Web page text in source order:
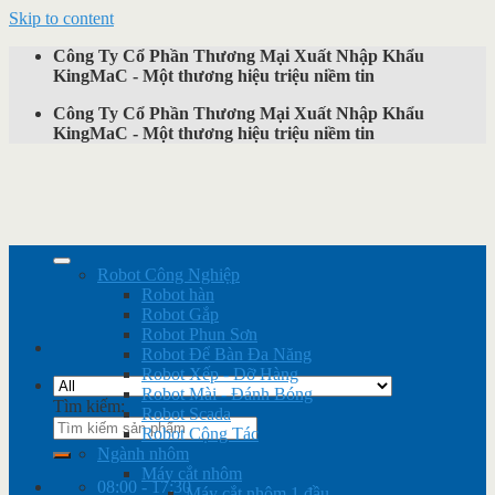
Skip to content
Công Ty Cổ Phần Thương Mại Xuất Nhập Khẩu
KingMaC - Một thương hiệu triệu niềm tin
Công Ty Cổ Phần Thương Mại Xuất Nhập Khẩu
KingMaC - Một thương hiệu triệu niềm tin
Tìm kiếm:
08:00 - 17:30
Robot Công Nghiệp
Robot hàn
Robot Gắp
Robot Phun Sơn
Robot Để Bàn Đa Năng
Robot Xếp - Dỡ Hàng
Robot Mài - Đánh Bóng
Robot Scada
Robot Cộng Tác
Ngành nhôm
Máy cắt nhôm